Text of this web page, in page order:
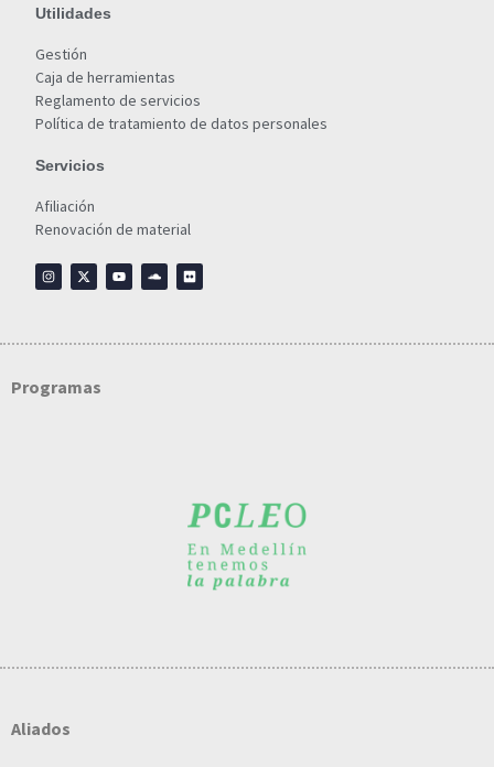
Utilidades
Gestión
Caja de herramientas
Reglamento de servicios
Política de tratamiento de datos personales
Servicios
Afiliación
Renovación de material
Programas
Aliados